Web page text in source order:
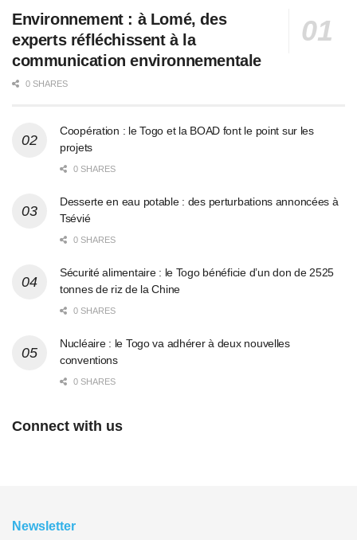
Environnement : à Lomé, des
experts réfléchissent à la
communication environnementale
0 SHARES
Coopération : le Togo et la BOAD font le point sur les
projets
0 SHARES
Desserte en eau potable : des perturbations annoncées à
Tsévié
0 SHARES
Sécurité alimentaire : le Togo bénéficie d’un don de 2525
tonnes de riz de la Chine
0 SHARES
Nucléaire : le Togo va adhérer à deux nouvelles
conventions
0 SHARES
Connect with us
Newsletter